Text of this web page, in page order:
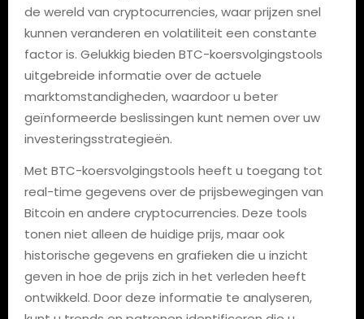
de wereld van cryptocurrencies, waar prijzen snel
kunnen veranderen en volatiliteit een constante
factor is. Gelukkig bieden BTC-koersvolgingstools
uitgebreide informatie over de actuele
marktomstandigheden, waardoor u beter
geïnformeerde beslissingen kunt nemen over uw
investeringsstrategieën.
Met BTC-koersvolgingstools heeft u toegang tot
real-time gegevens over de prijsbewegingen van
Bitcoin en andere cryptocurrencies. Deze tools
tonen niet alleen de huidige prijs, maar ook
historische gegevens en grafieken die u inzicht
geven in hoe de prijs zich in het verleden heeft
ontwikkeld. Door deze informatie te analyseren,